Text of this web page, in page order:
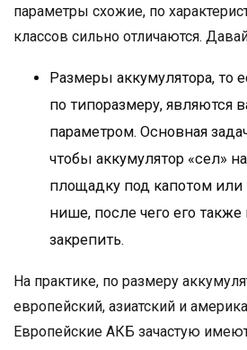
параметры схожие, по
классов сильно отличаются.
Размеры аккумулятора, то
по типоразмеру, являются
параметром. Основная
чтобы аккумулятор «сел»
площадку под капотом
нише, после чего его
закрепить.
На практике, по размеру
европейский, азиатский и
Европейские АКБ зачастую